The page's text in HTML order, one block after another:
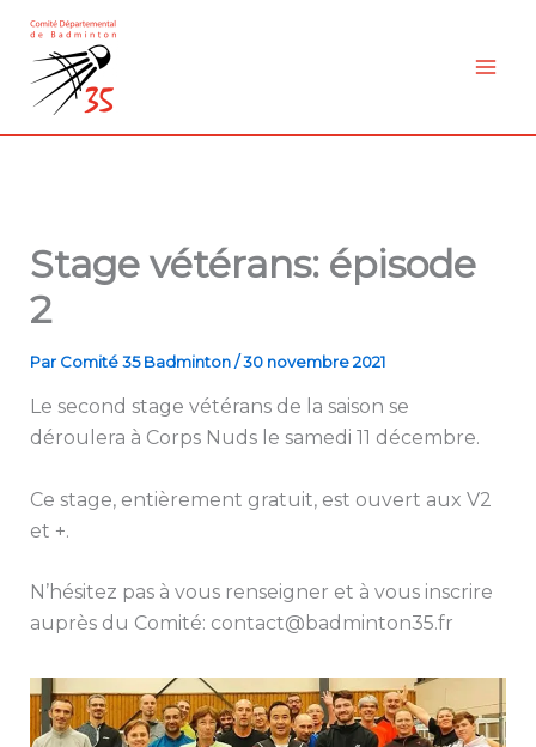
contenu
Stage vétérans: épisode
2
Par Comité 35 Badminton/30 novembre 2021
Le second stage vétérans de la saison se
déroulera à Corps Nuds le samedi 11 décembre.
Ce stage, entièrement gratuit, est ouvert aux V2
et +.
N’hésitez pas à vous renseigner et à vous inscrire
auprès du Comité: contact@badminton35.fr